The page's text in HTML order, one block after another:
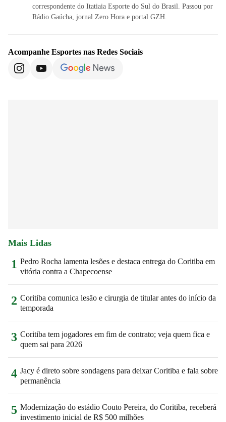
correspondente do Itatiaia Esporte do Sul do Brasil. Passou por
Rádio Gaúcha, jornal Zero Hora e portal GZH.
Acompanhe Esportes nas Redes Sociais
Mais Lidas
1 Pedro Rocha lamenta lesões e destaca entrega do Coritiba em
vitória contra a Chapecoense
2 Coritiba comunica lesão e cirurgia de titular antes do início da
temporada
3 Coritiba tem jogadores em fim de contrato; veja quem fica e
quem sai para 2026
4 Jacy é direto sobre sondagens para deixar Coritiba e fala sobre
permanência
5 Modernização do estádio Couto Pereira, do Coritiba, receberá
investimento inicial de R$ 500 milhões